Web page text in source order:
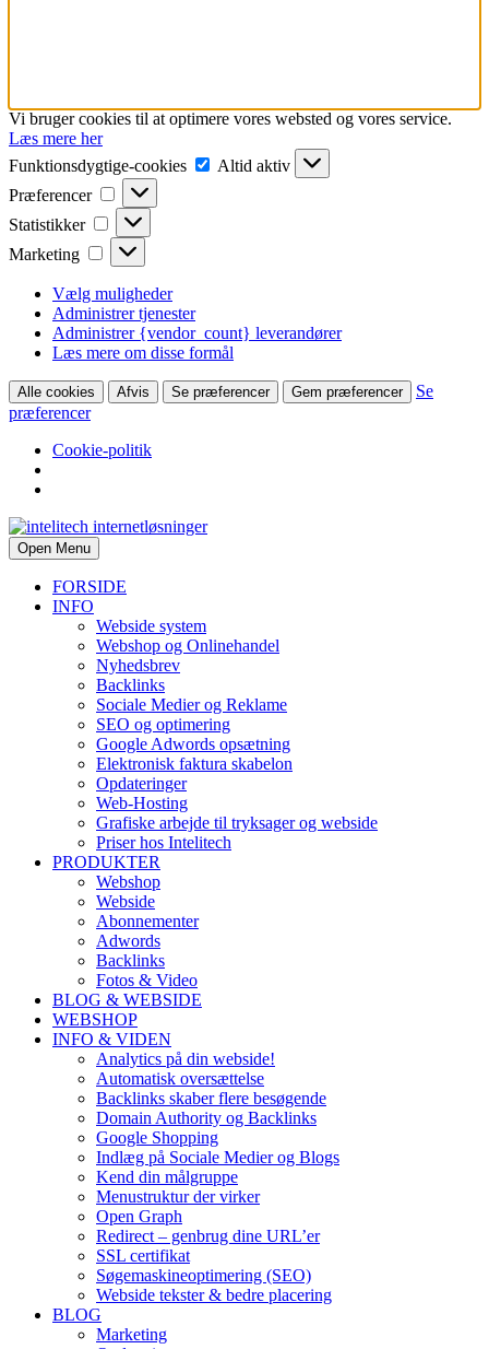
Vi bruger cookies til at optimere vores websted og vores service.
Læs mere her
Funktionsdygtige-cookies
Funktionsdygtige-
cookies
Altid aktiv
Præferencer
Præferencer
Statistikker Statistikker
Marketing Marketing
Vælg muligheder
Administrer tjenester
Administrer {vendor_count} leverandører
Læs mere om disse formål
Alle cookies Afvis Se præferencer Gem præferencer
Se
præferencer
Cookie-politik
Open Menu
FORSIDE
INFO
Webside system
Webshop og Onlinehandel
Nyhedsbrev
Backlinks
Sociale Medier og Reklame
SEO og optimering
Google Adwords opsætning
Elektronisk faktura skabelon
Opdateringer
Web-Hosting
Grafiske arbejde til tryksager og webside
Priser hos Intelitech
PRODUKTER
Webshop
Webside
Abonnementer
Adwords
Backlinks
Fotos & Video
BLOG & WEBSIDE
WEBSHOP
INFO & VIDEN
Analytics på din webside!
Automatisk oversættelse
Backlinks skaber flere besøgende
Domain Authority og Backlinks
Google Shopping
Indlæg på Sociale Medier og Blogs
Kend din målgruppe
Menustruktur der virker
Open Graph
Redirect – genbrug dine URL’er
SSL certifikat
Søgemaskineoptimering (SEO)
Webside tekster & bedre placering
BLOG
Marketing